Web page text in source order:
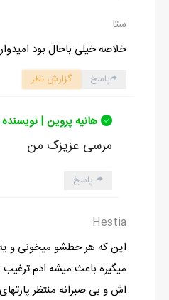
ستا
خلاصه خیلی باحال بود
پاسخ گزارش نظر
هانیه پروین |
مرسی عزیزک من
پاسخ
Hestia
این که هر خطشو میخونی و
میگیره باعث میشه ادم
اش و بی صبرانه منتظر